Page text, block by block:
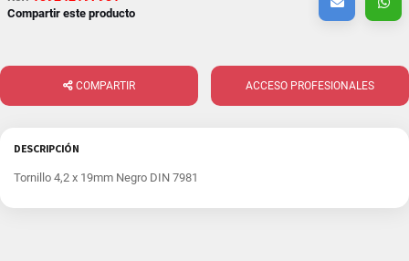
Compartir este producto
COMPARTIR ACCESO PROFESIONALES
DESCRIPCIÓN
Tornillo 4,2 x 19mm Negro DIN 7981